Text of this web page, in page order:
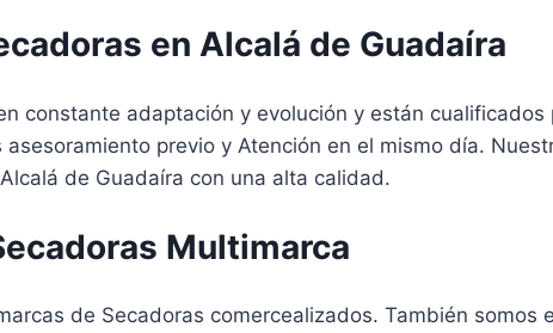
en Alcalá de Guadaíra
constante adaptación y evolución y están cualificados
previo y Atención en el mismo día.
de Guadaíra con una alta calidad.
Multimarca
de Secadoras comercealizados. También somos